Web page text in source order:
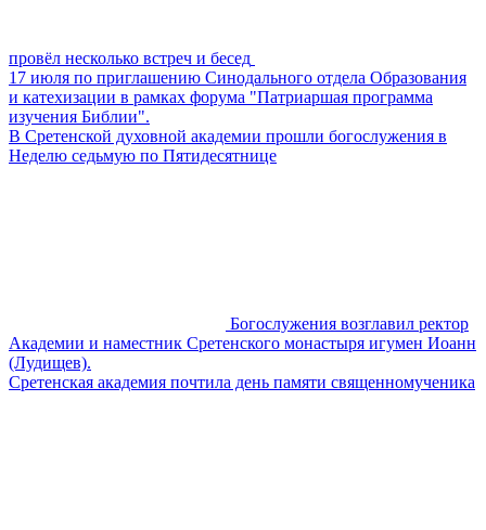
провёл несколько встреч и бесед
17 июля по приглашению Синодального отдела Образования
и катехизации в рамках форума "Патриаршая программа
изучения Библии".
В Сретенской духовной академии прошли богослужения в
Неделю седьмую по Пятидесятнице
Богослужения возглавил ректор
Академии и наместник Сретенского монастыря игумен Иоанн
(Лудищев).
Сретенская академия почтила день памяти священномученика